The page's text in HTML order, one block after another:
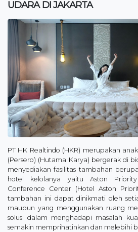
UDARA DI JAKARTA
PT HK Realtindo (HKR) merupakan
(Persero) (Hutama Karya) bergerak di
menyediakan fasilitas tambahan berupa
hotel kelolanya yaitu Aston
Conference Center (Hotel Aston
tambahan ini dapat dinikmati oleh
maupun yang menggunakan ruang
solusi dalam menghadapi masalah
semakin memprihatinkan dan melebihi